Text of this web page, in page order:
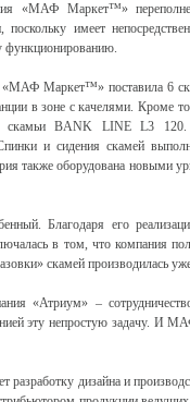
«МАФ Маркет™»
поскольку имеет
функционированию.
«МАФ Маркет™» поставила 6
в зоне с качелями. Кроме
скамьи BANK LINE L3
и сидения скамей
также оборудована новыми
Благодаря его
в том, что компания
скамей производилась
«Атриум» –
эту непростую задачу. И
дизайна и